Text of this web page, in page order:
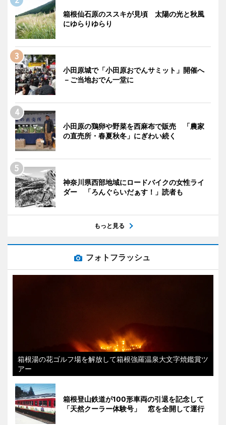
箱根仙石原のススキが見頃 太陽の光と秋風
にゆらりゆらり
小田原城で「小田原おでんサミット」開催へ
－ご当地おでん一堂に
小田原の鶏卵や野菜を西麻布で販売 「農家
の直売所・春夏秋冬」にぎわい続く
神奈川県西部地域にロードバイクの女性ライ
ダー 「ろんぐらいだぁす！」読者も
もっと見る
フォトフラッシュ
箱根湯の花ゴルフ場を解放して箱根強羅温泉大文字焼鑑賞ツ
アー
箱根登山鉄道が100形車両の引退を記念して
「天然クーラー体験号」 窓を全開して運行